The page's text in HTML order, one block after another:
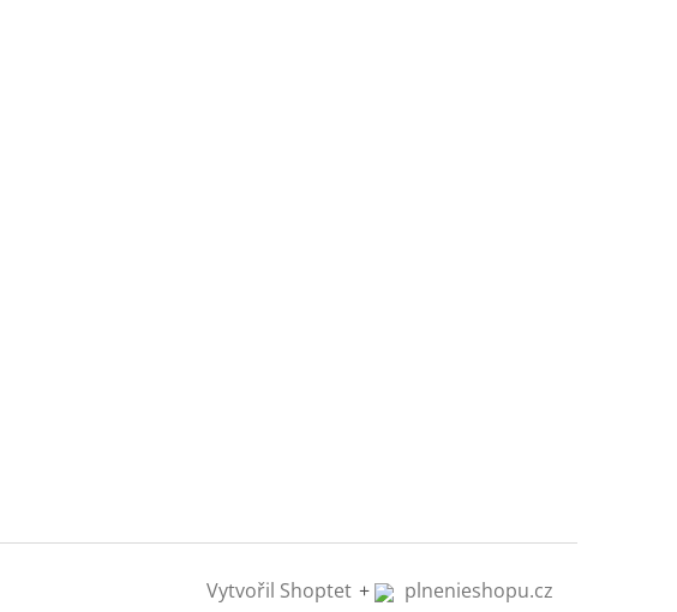
Vytvořil Shoptet + plnenieshopu.cz